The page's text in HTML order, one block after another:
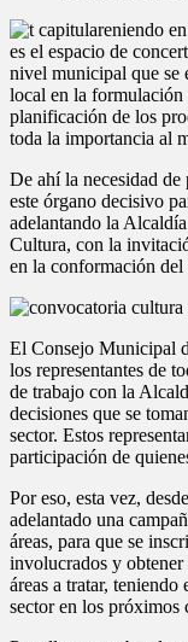
eniendo
es el espacio de
nivel municipal que se
local en la formulación
planificación de los
toda la importancia al
De ahí la necesidad
este órgano decisivo
adelantando la
Cultura, con la
en la conformación
El Consejo Municipal
los representantes de
de trabajo con la
decisiones que se
sector. Estos
participación de
Por eso, esta vez,
adelantado una
áreas, para que se
involucrados y obtener
áreas a tratar, teniendo
sector en los próximos